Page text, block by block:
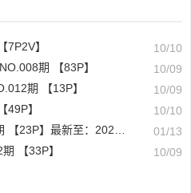
】
10/10
期 【83P】
10/09
期 【13P】
10/09
49P】
10/10
】最新至：2024.1.10
01/13
【33P】 10/09